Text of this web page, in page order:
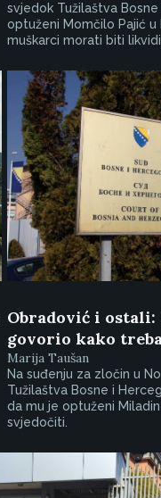
svjedok Tužilaštva
optuženi Momčilo Pajić
muškarci morati biti
Obradović i ostali:
govorio kako
Marija Taušan
Na suđenju za zločin u
Tužilaštva Bosne i
da mu je optuženi
svjedočiti.